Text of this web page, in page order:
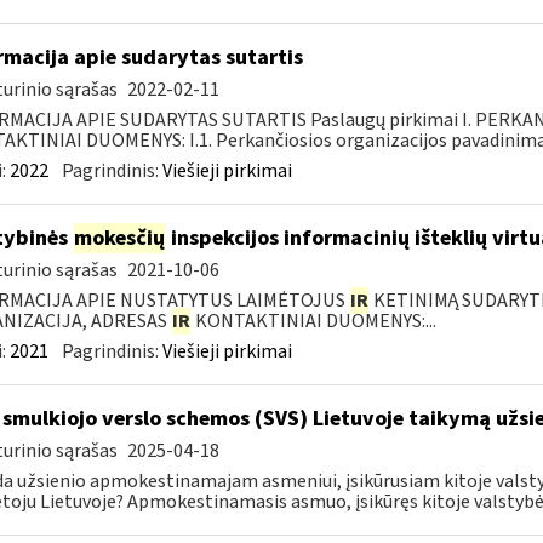
apie sudarytas sutartis
sąrašas 2022-02-11
APIE SUDARYTAS SUTARTIS Paslaugų pirkimai I.
DUOMENYS: I.1. Perkančiosios organizacijos
2022 Pagrindinis:Viešieji pirkimai
mokesčių inspekcijos informacinių išteklių
sąrašas 2021-10-06
APIE NUSTATYTUS LAIMĖTOJUS IR KETINIMĄ
ADRESAS IR KONTAKTINIAI DUOMENYS:...
2021 Pagrindinis:Viešieji pirkimai
verslo schemos (SVS) Lietuvoje taikymą
sąrašas 2025-04-18
užsienio apmokestinamajam asmeniui, įsikūrusiam kitoje
Lietuvoje? Apmokestinamasis asmuo, įsikūręs kitoje